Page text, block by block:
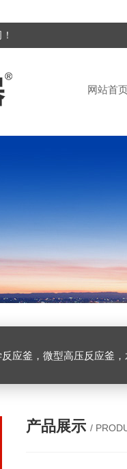
网站首
应釜，微型高压反应釜
产品展示 /